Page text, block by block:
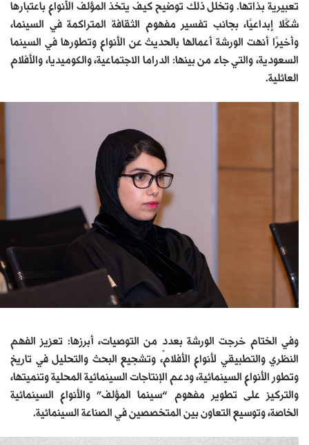
تعبيرية بذاتها. وتخلل ذلك توضيح كيف يتخذ المؤلف الأنواع باعتبارها
شكًلا إبداعيًا، بجانب تفسير مفهوم الثقافة المتراكمة في السينما،
وأخيرًا أنهت الورشة أعمالها بالحديث عن الأنواع وتطورها في السينما
السعودية، والتي جاء من بينها: الدراما الاجتماعية، والكوميديا، والأفلام
العائلية.
وفي الختام خرجت الورشة بعددٍ من التوصيات، أبرزها: تعزيز الفهم
النظري والتطبيقي لأنواع الأفلام، وتشجيع البحث والتحليل في تاريخ
وتطور الأنواع السينمائية، ودعم الإنتاجات السينمائية المحلية وتنميتها،
والتركيز على تطوير مفهوم “سينما المؤلف” والأنواع السينمائية
الخاصة، وتوسيع التعاون بين المتخصصين في الصناعة السينمائية.